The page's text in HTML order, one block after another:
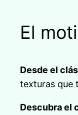
El
Desde el
texturas que
Descubra el